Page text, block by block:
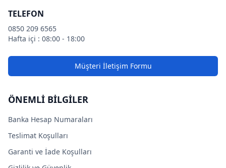
TELEFON
0850 209 6565
Hafta içi : 08:00 - 18:00
Müşteri İletişim Formu
ÖNEMLİ BİLGİLER
Banka Hesap Numaraları
Teslimat Koşulları
Garanti ve İade Koşulları